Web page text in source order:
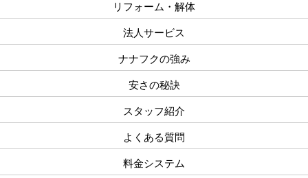
リフォーム・解体
法人サービス
ナナフクの強み
安さの秘訣
スタッフ紹介
よくある質問
料金システム